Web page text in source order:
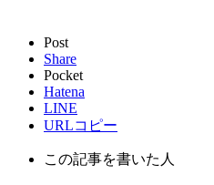
Post
Share
Pocket
Hatena
LINE
URLコピー
この記事を書いた人